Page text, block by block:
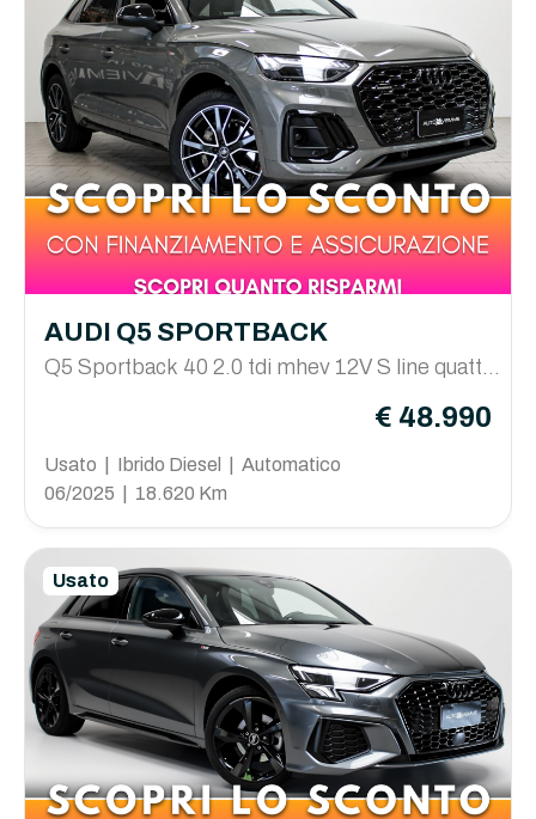
AUDI Q5 SPORTBACK
Q5 Sportback 40 2.0 tdi mhev 12V S line quattro
€ 48.990
Usato | Ibrido Diesel | Automatico
06/2025 | 18.620 Km
Usato